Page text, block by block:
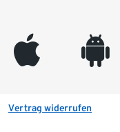
appleinc android
Vertrag widerrufen